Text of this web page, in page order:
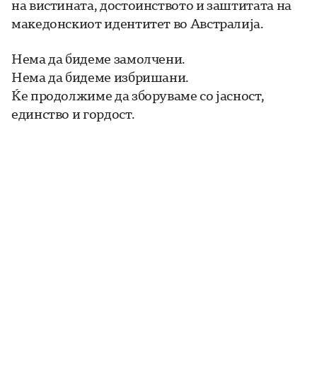
на вистината, достоинството и заштитата на
македонскиот идентитет во Австралија.
Нема да бидеме замолчени.
Нема да бидеме избришани.
Ќе продолжиме да зборуваме со јасност,
единство и гордост.